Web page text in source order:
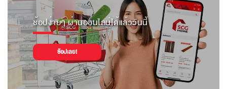
ช้อปง่ายๆ ผ่านออนไลน์ได้แล้ววันนี้
ช้อปเลย!